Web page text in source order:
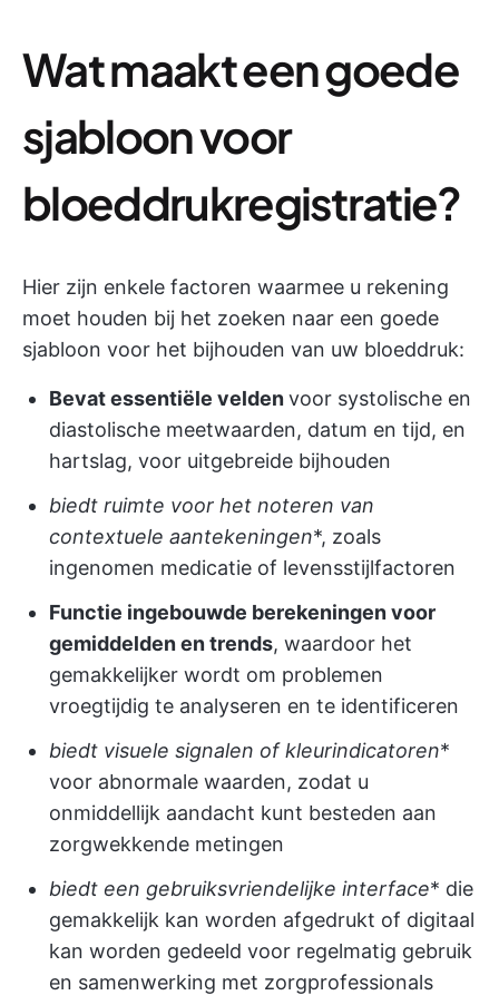
Wat maakt een goede
sjabloon voor
bloeddrukregistratie?
Hier zijn enkele factoren waarmee u rekening
moet houden bij het zoeken naar een goede
sjabloon voor het bijhouden van uw bloeddruk:
Bevat essentiële veldenvoor systolische en
diastolische meetwaarden, datum en tijd, en
hartslag, voor uitgebreide bijhouden
biedt ruimte voor het noteren van
contextuele aantekeningen*, zoals
ingenomen medicatie of levensstijlfactoren
Functie ingebouwde berekeningen voor
gemiddelden en trends, waardoor het
gemakkelijker wordt om problemen
vroegtijdig te analyseren en te identificeren
biedt visuele signalen of kleurindicatoren*
voor abnormale waarden, zodat u
onmiddellijk aandacht kunt besteden aan
zorgwekkende metingen
biedt een gebruiksvriendelijke interface* die
gemakkelijk kan worden afgedrukt of digitaal
kan worden gedeeld voor regelmatig gebruik
en samenwerking met zorgprofessionals